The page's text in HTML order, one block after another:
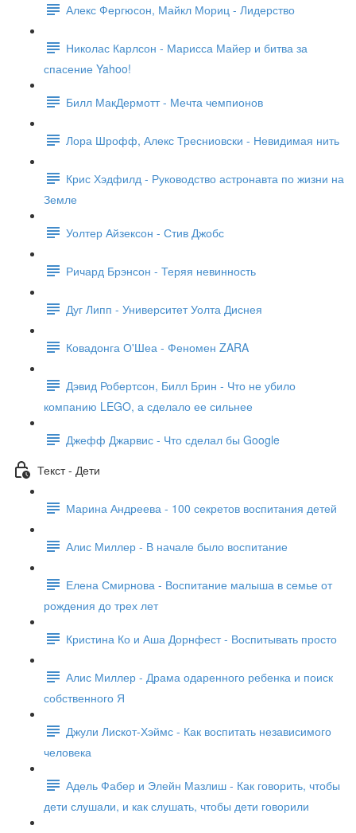
Алекс Фергюсон, Майкл Мориц - Лидерство
Николас Карлсон - Марисса Майер и битва за
спасение Yahoo!
Билл МакДермотт - Мечта чемпионов
Лора Шрофф, Алекс Тресниовски - Невидимая нить
Крис Хэдфилд - Руководство астронавта по жизни на
Земле
Уолтер Айзексон - Стив Джобс
Ричард Брэнсон - Теряя невинность
Дуг Липп - Университет Уолта Диснея
Ковадонга О'Шеа - Феномен ZARA
Дэвид Робертсон, Билл Брин - Что не убило
компанию LEGO, а сделало ее сильнее
Джефф Джарвис - Что сделал бы Google
Текст - Дети
Марина Андреева - 100 секретов воспитания детей
Алис Миллер - В начале было воспитание
Елена Смирнова - Воспитание малыша в семье от
рождения до трех лет
Кристина Ко и Аша Дорнфест - Воспитывать просто
Алис Миллер - Драма одаренного ребенка и поиск
собственного Я
Джули Лискот-Хэймс - Как воспитать независимого
человека
Адель Фабер и Элейн Мазлиш - Как говорить, чтобы
дети слушали, и как слушать, чтобы дети говорили